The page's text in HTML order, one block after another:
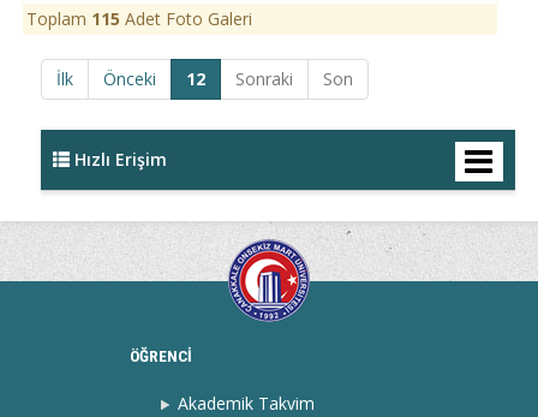
Toplam 115 Adet Foto Galeri
İlk Önceki 12 Sonraki Son
Hızlı Erişim
ÖĞRENCİ
Akademik Takvim